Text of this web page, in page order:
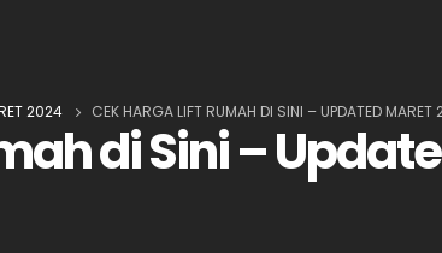
2024 CEK HARGA LIFT RUMAH DI SINI – UPDATED MARET
di Sini –